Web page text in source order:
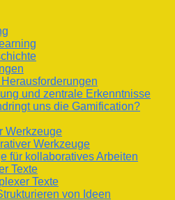
und zentrale Erkenntnisse
uns die Gamification?
Werkzeuge
Werkzeuge
für kollaboratives Arbeiten
Texte
Texte
von Ideen